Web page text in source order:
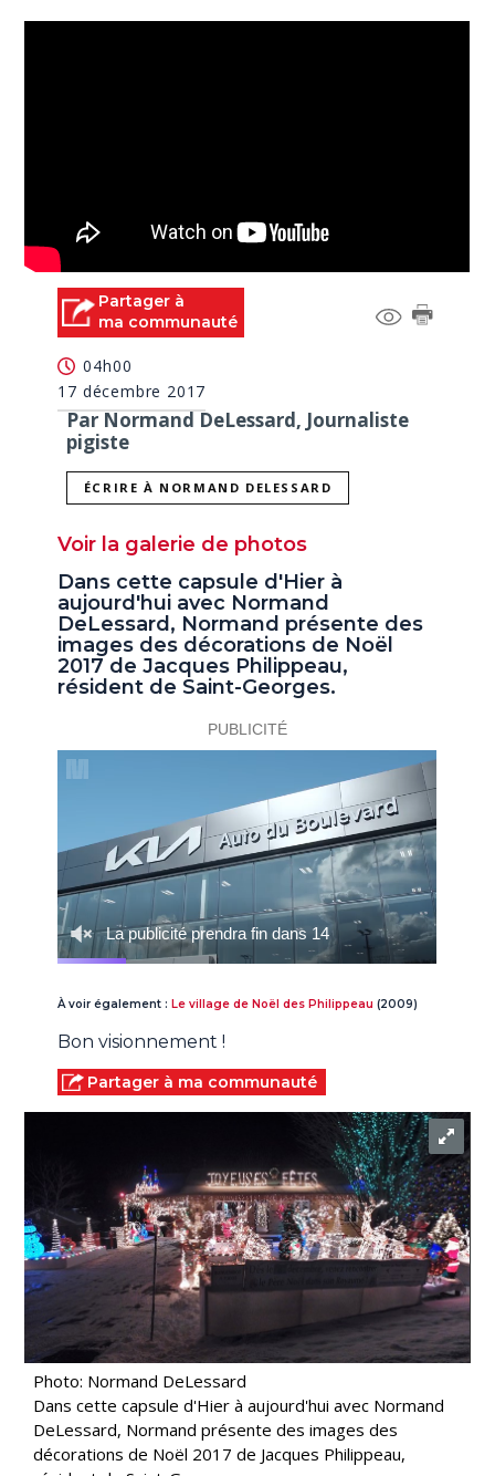
Partager à
ma communauté
04h00
17 décembre 2017
Par Normand DeLessard, Journaliste
pigiste
ÉCRIRE À NORMAND DELESSARD
Voir la galerie de photos
Dans cette capsule d'Hier à
aujourd'hui avec Normand
DeLessard, Normand présente des
images des décorations de Noël
2017 de Jacques Philippeau,
résident de Saint-Georges.
À voir également : Le village de Noël des Philippeau (2009)
Bon visionnement !
Partager à ma communauté
Photo: Normand DeLessard
Dans cette capsule d'Hier à aujourd'hui avec Normand
DeLessard, Normand présente des images des
décorations de Noël 2017 de Jacques Philippeau,